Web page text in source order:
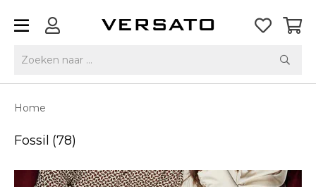
Home
Fossil (78)